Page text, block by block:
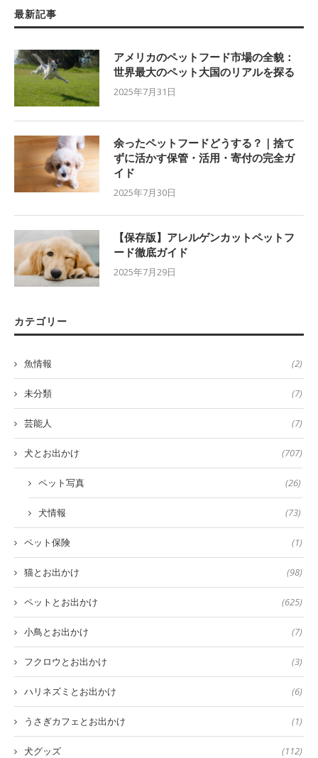
最新記事
アメリカのペットフード市場の全貌：
世界最大のペット大国のリアルを探る
2025年7月31日
余ったペットフードどうする？｜捨て
ずに活かす保管・活用・寄付の完全ガ
イド
2025年7月30日
【保存版】アレルゲンカットペットフ
ード徹底ガイド
2025年7月29日
カテゴリー
魚情報 (2)
未分類 (7)
芸能人 (7)
犬とお出かけ (707)
ペット写真 (26)
犬情報 (73)
ペット保険 (1)
猫とお出かけ (98)
ペットとお出かけ (625)
小鳥とお出かけ (7)
フクロウとお出かけ (3)
ハリネズミとお出かけ (6)
うさぎカフェとお出かけ (1)
犬グッズ (112)